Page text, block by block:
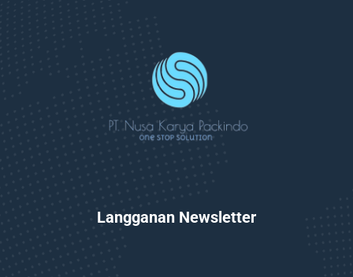
Langganan Newsletter